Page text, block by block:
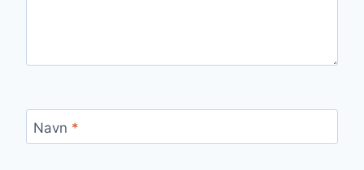
Navn *